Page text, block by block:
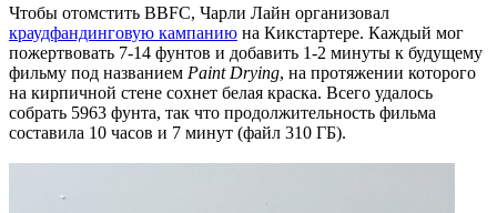
Чтобы отомстить BBFC, Чарли Лайн организовал
краудфандинговую кампанию на Кикстартере. Каждый мог
пожертвовать 7-14 фунтов и добавить 1-2 минуты к будущему
фильму под названием Paint Drying, на протяжении которого
на кирпичной стене сохнет белая краска. Всего удалось
собрать 5963 фунта, так что продолжительность фильма
составила 10 часов и 7 минут (файл 310 ГБ).